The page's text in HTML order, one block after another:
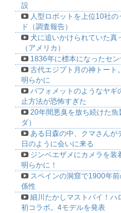
設
人型ロボットを上位10社
ド（調査報告）
犬に追いかけられていた真
（アメリカ）
1836年に標本になったセ
古代エジプト月の神トート
明らかに
バフォメットのようなヤ
止方法が恐怖すぎた
20年間悪臭を放ち続けた
ダ）
ある日森の中、クマさん
日のように会いに来る
ジンベエザメにカメラを
明らかに！
スペインの洞窟で1900年
係性
細川たかしマストバイ！ハ
初コラボ。4モデルを発表